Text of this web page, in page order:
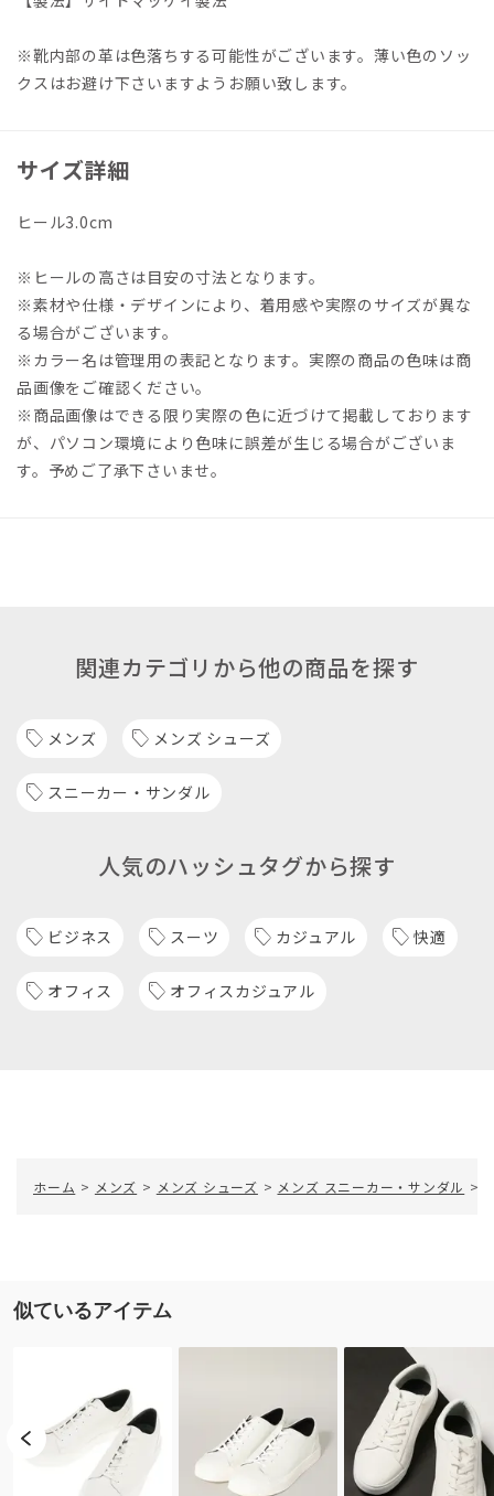
※靴内部の革は色落ちする可能性がございます。薄い色のソッ
クスはお避け下さいますようお願い致します。
サイズ詳細
ヒール3.0cm
※ヒールの高さは目安の寸法となります。
※素材や仕様・デザインにより、着用感や実際のサイズが異な
る場合がございます。
※カラー名は管理用の表記となります。実際の商品の色味は商
品画像をご確認ください。
※商品画像はできる限り実際の色に近づけて掲載しております
が、パソコン環境により色味に誤差が生じる場合がございま
す。予めご了承下さいませ。
関連カテゴリから他の商品を探す
メンズ メンズ シューズ
スニーカー・サンダル
人気のハッシュタグから探す
ビジネス スーツ カジュアル 快適
オフィス オフィスカジュアル
ホーム > メンズ > メンズ シューズ > メンズ スニーカー・サンダル >